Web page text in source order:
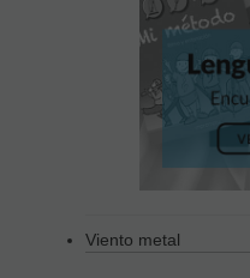
Viento metal